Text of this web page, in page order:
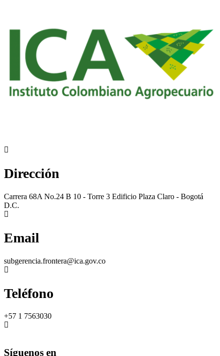
Dirección
Carrera 68A No.24 B 10 - Torre 3 Edificio Plaza Claro - Bogotá
D.C.
Email
subgerencia.frontera@ica.gov.co
Teléfono
+57 1 7563030
Síguenos en